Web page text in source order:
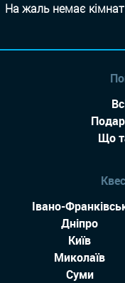
На жаль немає
Що
Івано-
Дніпро
Київ
Миколаїв
Суми